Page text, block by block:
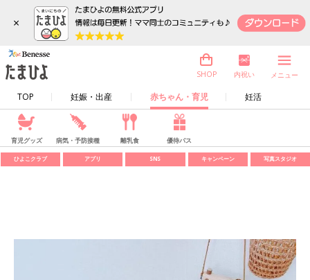
×
TOP 妊娠・出産 赤ちゃん・育児 妊活
SHOP 内祝い メニュー
育児グッズ 病気・予防接種 離乳食 優待パス
ひよこクラブ アプリ SNS キャンペーン 写真スタジオ